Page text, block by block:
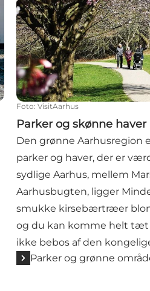
Foto: VisitAarhus
Parker og skønne haver
Den grønne Aarhusregion
parker og haver, der er
sydlige Aarhus, mellem
Aarhusbugten, ligger
smukke kirsebærtræer
og du kan komme helt tæt
ikke bebos af den
Parker og grønne